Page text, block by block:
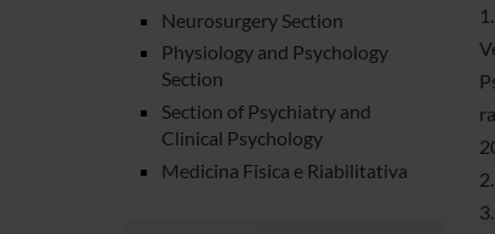
Neurosurgery Section
Physiology and Psychology
Section
Section of Psychiatry and
Clinical Psychology
Medicina Fisica e Riabilitativa